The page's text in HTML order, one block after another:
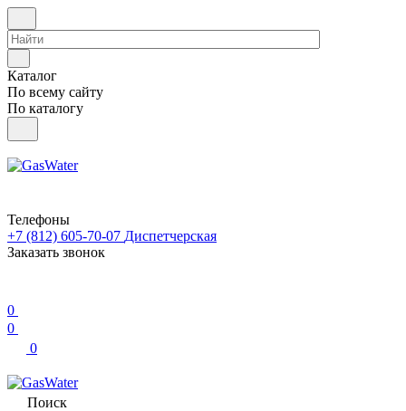
Каталог
По всему сайту
По каталогу
Телефоны
+7 (812) 605-70-07 Диспетчерская
Заказать звонок
0
0
0
Поиск